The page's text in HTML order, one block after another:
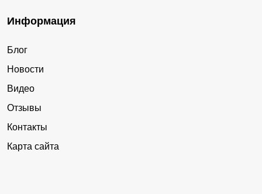
Информация
Блог
Новости
Видео
Отзывы
Контакты
Карта сайта